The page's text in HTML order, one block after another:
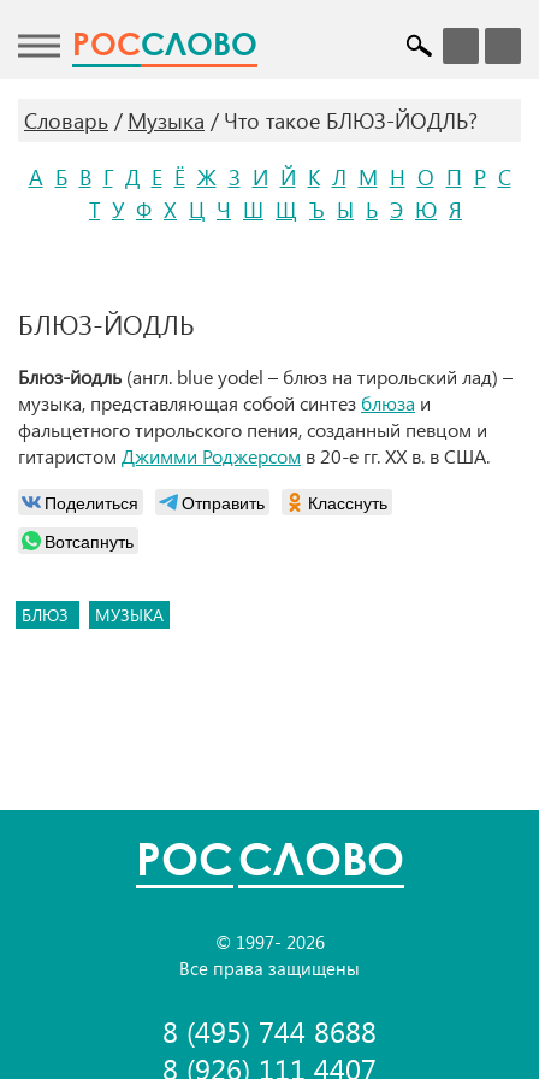
POCСЛОВО
Словарь Музыка
Что такое БЛЮЗ-ЙОДЛЬ?
А Б В Г Д Е Ё Ж З И Й К Л М Н О П Р С
Т У Ф Х Ц Ч Ш Щ Ъ Ы Ь Э Ю Я
БЛЮЗ-ЙОДЛЬ
Блюз-йодль (англ. blue yodel – блюз на тирольский лад) –
музыка, представляющая собой синтез блюза и
фальцетного тирольского пения, созданный певцом и
гитаристом Джимми Роджерсом в 20-е гг. XX в. в США.
Поделиться Отправить
Класснуть
Вотсапнуть
БЛЮЗ МУЗЫКА
POCСЛОВО
© 1997- 2026
Все права защищены
8 (495) 744 8688
8 (926) 111 4407